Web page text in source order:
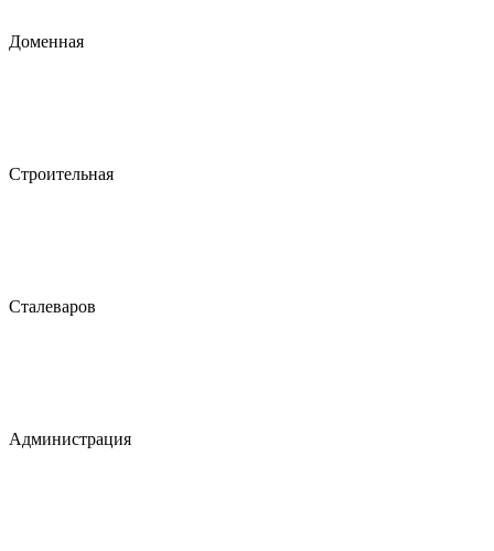
Доменная
Строительная
Сталеваров
Администрация